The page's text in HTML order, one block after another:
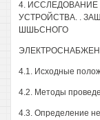
4.
УСТРОЙСТВА. .
ШШЬСНОГО
4.1. Исходные
4.2. Методы
4.3. Определение